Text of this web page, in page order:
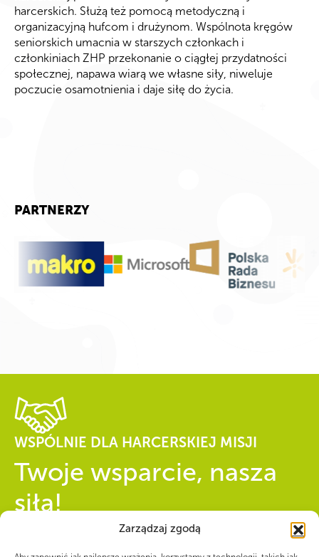
Zarządzaj zgodą
harcerskich. Służą też pomocą metodyczną i
organizacyjną hufcom i drużynom. Wspólnota kręgów
seniorskich umacnia w starszych członkach i
członkiniach ZHP przekonanie o ciągłej przydatności
społecznej, napawa wiarą we własne siły, niweluje
poczucie osamotnienia i daje siłę do życia.
PARTNERZY
WSPÓLNIE DLA HARCERSKIEJ MISJI
Twoje wsparcie, nasza
siła!